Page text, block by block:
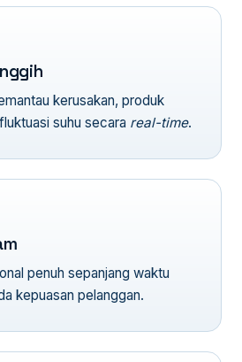
kerusakan, produk
suhu secara real-time.
penuh sepanjang waktu
kepuasan pelanggan.